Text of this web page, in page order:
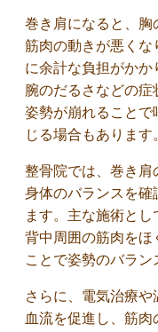
巻き肩になると、胸
筋肉の動きが悪くな
に余計な負担がかか
腕のだるさなどの症
姿勢が崩れることで
じる場合もあります
整骨院では、巻き肩
身体のバランスを確
ます。主な施術とし
背中周囲の筋肉をほ
ことで姿勢のバラン
さらに、電気治療
血流を促進し、筋肉